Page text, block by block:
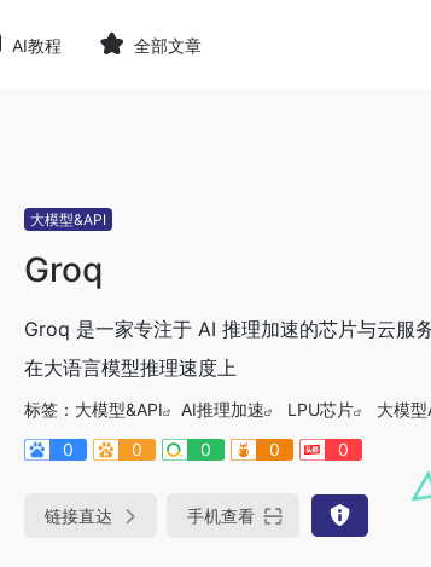
AI教程 全部文章
大模型&API
Groq
Groq 是一家专注于 AI 推理加速的芯片与云服
在大语言模型推理速度上
标签： 大模型&API AI推理加速 LPU芯片
大模型
0
0 0 0 0
链接直达 手机查看